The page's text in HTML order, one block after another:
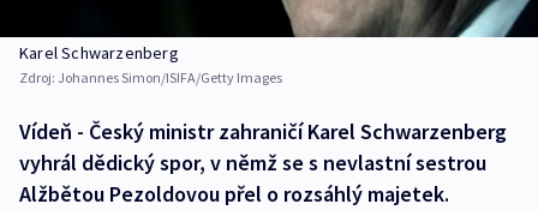
Karel Schwarzenberg
Zdroj: Johannes Simon/ISIFA/Getty Images
Vídeň - Český ministr zahraničí Karel Schwarzenberg
vyhrál dědický spor, v němž se s nevlastní sestrou
Alžbětou Pezoldovou přel o rozsáhlý majetek.